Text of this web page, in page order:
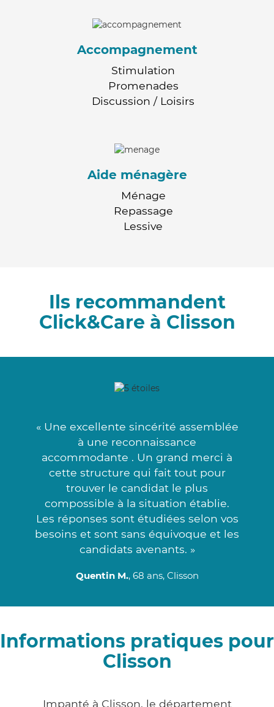
Accompagnement
Stimulation
Promenades
Discussion / Loisirs
Aide ménagère
Ménage
Repassage
Lessive
Ils recommandent
Click&Care à Clisson
« Une excellente sincérité assemblée
à une reconnaissance
accommodante . Un grand merci à
cette structure qui fait tout pour
trouver le candidat le plus
compossible à la situation établie.
Les réponses sont étudiées selon vos
besoins et sont sans équivoque et les
candidats avenants. »
Quentin M., 68 ans, Clisson
Informations pratiques pour
Clisson
Impanté à Clisson, le département